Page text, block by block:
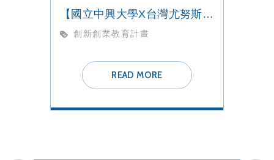
【國立中興大學X台灣尤努斯基金會】 3ZERO CLUB培訓課程
創新創業教育計畫
READ MORE